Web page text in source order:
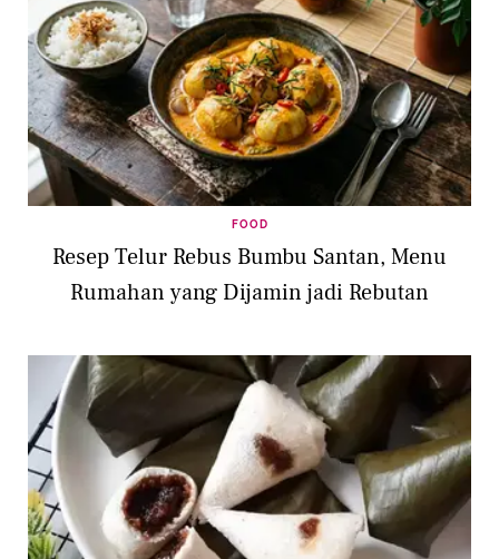
FOOD
Resep Telur Rebus Bumbu Santan, Menu
Rumahan yang Dijamin jadi Rebutan